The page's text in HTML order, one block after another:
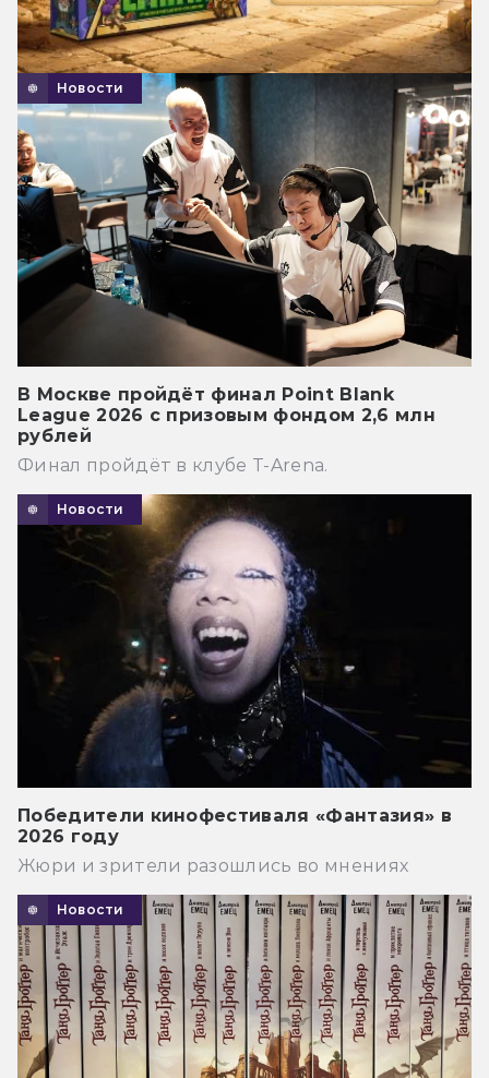
Новости
В Москве пройдёт финал Point Blank
League 2026 с призовым фондом 2,6 млн
рублей
Финал пройдёт в клубе T-Arena.
Новости
Победители кинофестиваля «Фантазия» в
2026 году
Жюри и зрители разошлись во мнениях
Новости